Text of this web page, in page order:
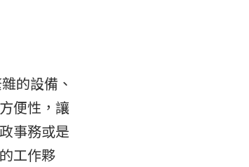
的設備、
便性，讓
事務或是
工作夥